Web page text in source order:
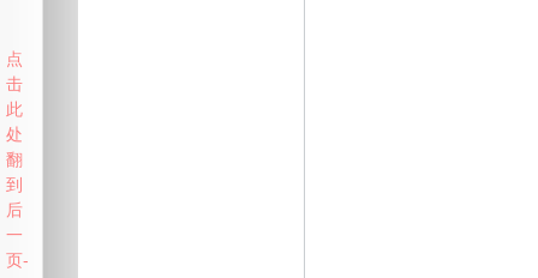
点
击
此
处
翻
到
后
一
页-